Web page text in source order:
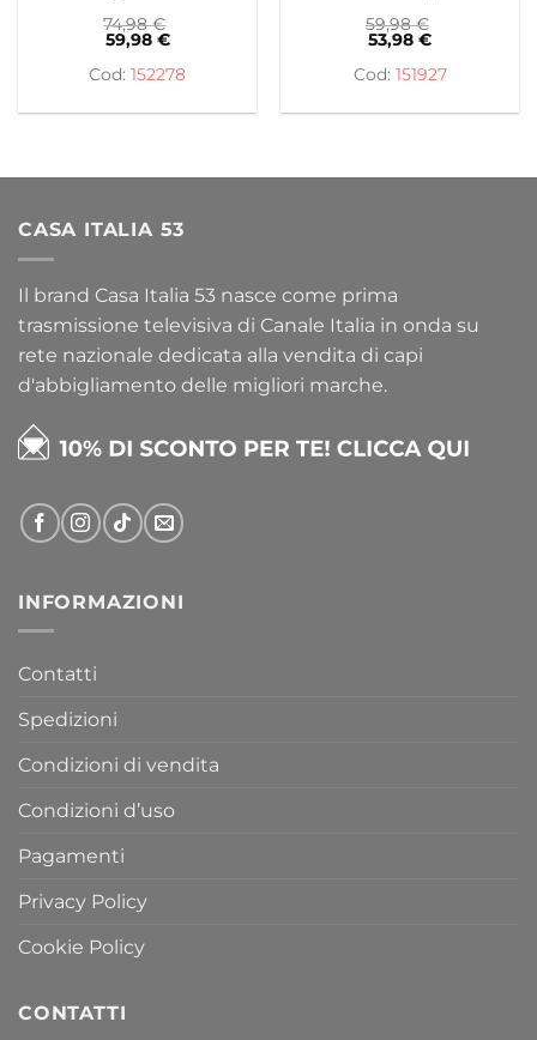
74,98€
59,98 €
152278
59,98€
53,98 €
151927
CASA ITALIA 53
Il brand Casa Italia 53 nasce come prima
trasmissione televisiva di Canale Italia in onda su
rete nazionale dedicata alla vendita di capi
d'abbigliamento delle migliori marche.
INFORMAZIONI
Contatti
Spedizioni
Condizioni di vendita
Condizioni d’uso
Pagamenti
Privacy Policy
Cookie Policy
CONTATTI